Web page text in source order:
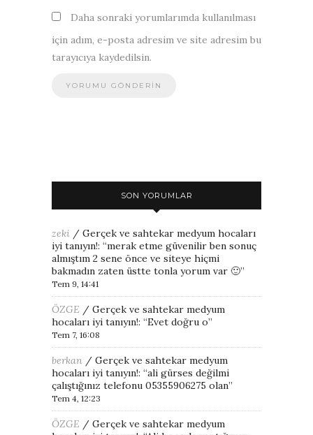
Daha sonraki yorumlarımda kullanılması
için adım, e-posta adresim ve site adresim bu
tarayıcıya kaydedilsin.
SON YORUMLAR
zeki / Gerçek ve sahtekar medyum hocaları
iyi tanıyın!: “merak etme güvenilir ben sonuç
almıştım 2 sene önce ve siteye hiçmi
bakmadın zaten üstte tonla yorum var 🙂”
Tem 9, 14:41
ÖZGE / Gerçek ve sahtekar medyum
hocaları iyi tanıyın!: “Evet doğru o”
Tem 7, 16:08
berkan / Gerçek ve sahtekar medyum
hocaları iyi tanıyın!: “ali gürses değilmi
çalıştığınız telefonu 05355906275 olan”
Tem 4, 12:23
ÖZGE / Gerçek ve sahtekar medyum